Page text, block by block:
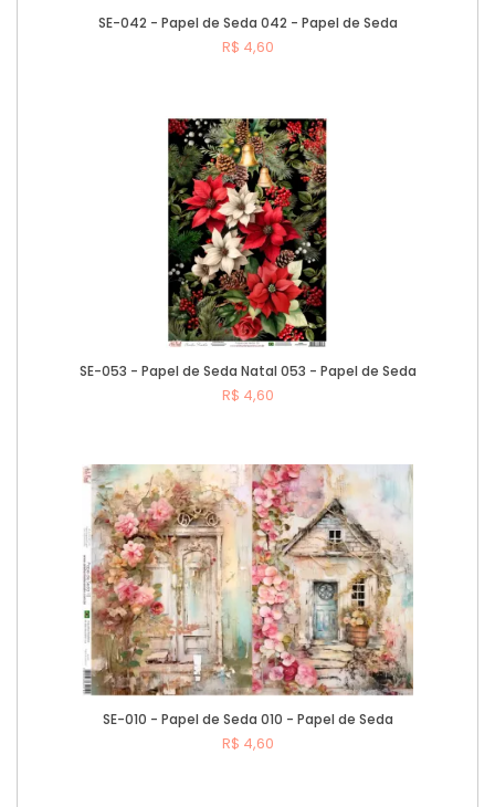
SE-042 - Papel de Seda 042 - Papel de Seda
R$ 4,60
SE-053 - Papel de Seda Natal 053 - Papel de Seda
R$ 4,60
SE-010 - Papel de Seda 010 - Papel de Seda
R$ 4,60